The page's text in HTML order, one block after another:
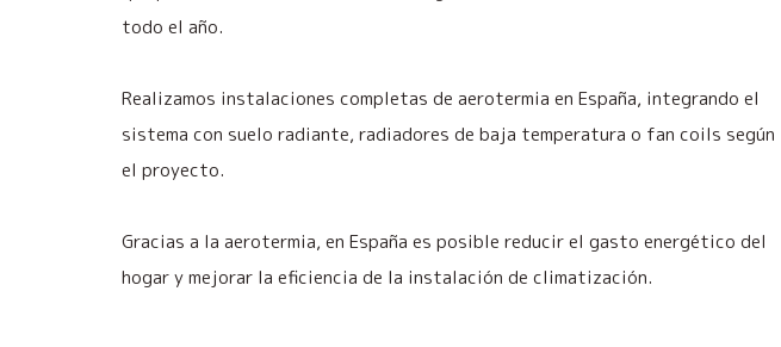
todo el año.
Realizamos instalaciones completas de aerotermia en España, integrando el
sistema con suelo radiante, radiadores de baja temperatura o fan coils según
el proyecto.
Gracias a la aerotermia, en España es posible reducir el gasto energético del
hogar y mejorar la eficiencia de la instalación de climatización.